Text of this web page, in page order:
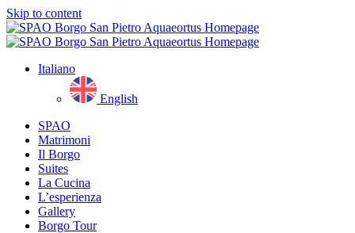
Skip to content
Italiano
English
SPAO
Matrimoni
Il Borgo
Suites
La Cucina
L’esperienza
Gallery
Borgo Tour